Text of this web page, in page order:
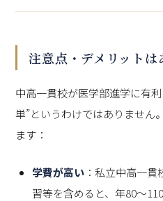
注意点・デメリットは
中高一貫校が医学部進学に有
単”というわけではありません
ます：
学費が高い ：私立中高一
習等を含めると、年80〜